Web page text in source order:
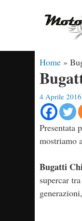
Home »
4 Aprile 2016
Presentata
mostriamo
Bugatti
supercar